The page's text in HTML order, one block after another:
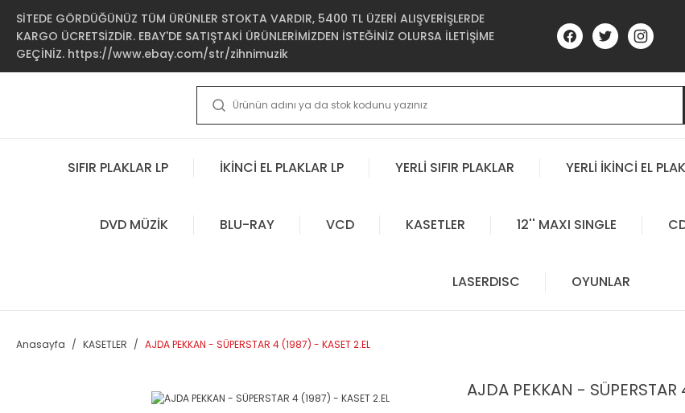
SİTEDE GÖRDÜĞÜNÜZ TÜM ÜRÜNLER STOKTA VARDIR, 5400 TL ÜZERİ ALIŞVERİŞLERDE
KARGO ÜCRETSİZDİR. EBAY'DE SATIŞTAKİ ÜRÜNLERİMİZDEN İSTEĞİNİZ OLURSA İLETİŞİME
GEÇİNİZ. https://www.ebay.com/str/zihnimuzik
SIFIR PLAKLAR LP İKİNCİ EL PLAKLAR LP YERLİ SIFIR PLAKLAR YERLİ İKİNCİ EL
DVD MÜZİK BLU-RAY VCD KASETLER 12'' MAXI SINGLE
LASERDISC OYUNLAR
Anasayfa KASETLER AJDA PEKKAN - SÜPERSTAR 4 (1987) - KASET 2.EL
AJDA PEKKAN -